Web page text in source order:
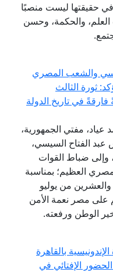
ليست منصبًا
والحكمة، وحسن
والشعب المصري
ثورة الثالث
في تاريخ الدولة
مفتي الجمهورية،
الفتاح السيسي،
ضباط القوات
العظيم؛ بمناسبة
من يوليو
مصر نعمة الأمن
الوطن ورفعته.
بالقاهرة
الإفتائي في